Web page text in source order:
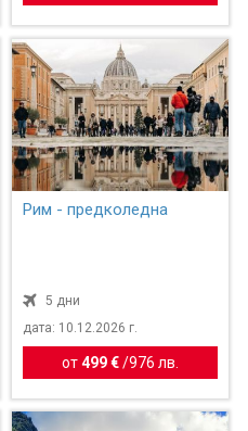
Рим - предколедна
5 дни
дата: 10.12.2026 г.
от499 €/976 лв.